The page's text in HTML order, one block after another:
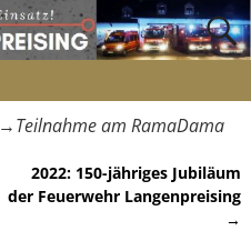
→Teilnahme am RamaDama
2022: 150-jähriges Jubiläum
der Feuerwehr Langenpreising
→